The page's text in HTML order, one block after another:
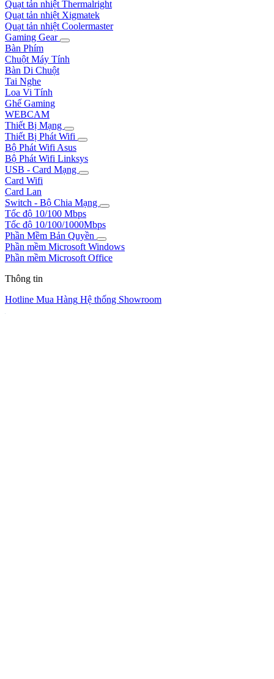
Quạt tản nhiệt Thermalright
Quạt tản nhiệt Xigmatek
Quạt tản nhiệt Coolermaster
Gaming Gear
Bàn Phím
Chuột Máy Tính
Bàn Di Chuột
Tai Nghe
Loa Vi Tính
Ghế Gaming
WEBCAM
Thiết Bị Mạng
Thiết Bị Phát Wifi
Bộ Phát Wifi Asus
Bộ Phát Wifi Linksys
USB - Card Mạng
Card Wifi
Card Lan
Switch - Bộ Chia Mạng
Tốc độ 10/100 Mbps
Tốc độ 10/100/1000Mbps
Phần Mềm Bản Quyền
Phần mềm Microsoft Windows
Phần mềm Microsoft Office
Thông tin
Hotline Mua Hàng Hệ thống Showroom